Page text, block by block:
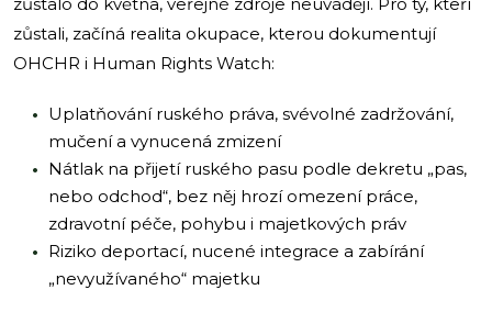
zůstali, začíná realita okupace, kterou dokumentují
OHCHR i Human Rights Watch:
Uplatňování ruského práva, svévolné zadržování,
mučení a vynucená zmizení
Nátlak na přijetí ruského pasu podle dekretu „pas,
nebo odchod“, bez něj hrozí omezení práce,
zdravotní péče, pohybu i majetkových práv
Riziko deportací, nucené integrace a zabírání
„nevyužívaného“ majetku